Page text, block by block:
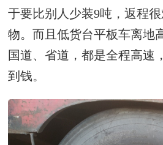
于要比别人少装9吨，返程
物。而且低货台平板车离地
国道、省道，都是全程高速
到钱。